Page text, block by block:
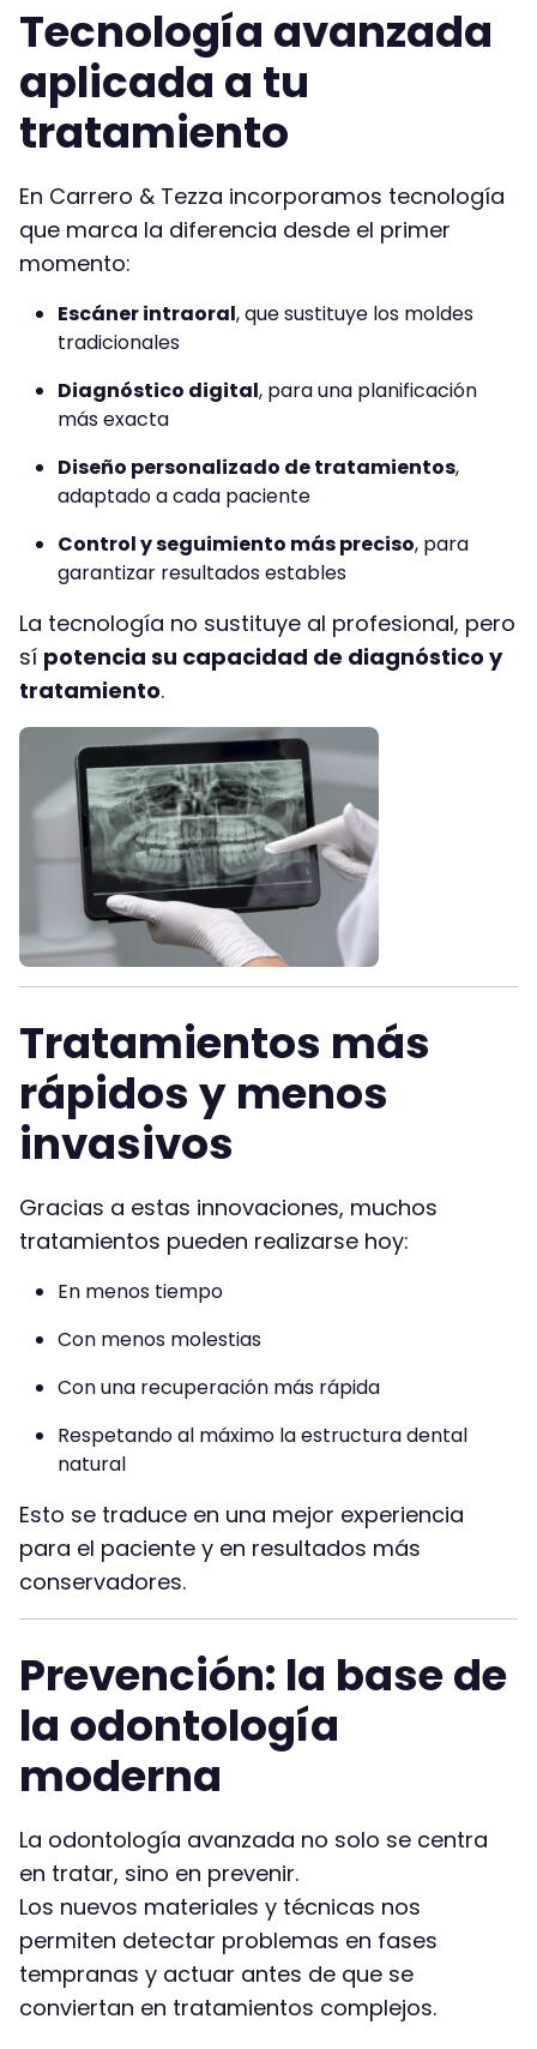
Tecnología avanzada
aplicada a tu
tratamiento
En Carrero & Tezza incorporamos tecnología
que marca la diferencia desde el primer
momento:
Escáner intraoral, que sustituye los moldes
tradicionales
Diagnóstico digital, para una planificación
más exacta
Diseño personalizado de tratamientos,
adaptado a cada paciente
Control y seguimiento más preciso, para
garantizar resultados estables
La tecnología no sustituye al profesional, pero
sí potencia su capacidad de diagnóstico y
tratamiento.
Tratamientos más
rápidos y menos
invasivos
Gracias a estas innovaciones, muchos
tratamientos pueden realizarse hoy:
En menos tiempo
Con menos molestias
Con una recuperación más rápida
Respetando al máximo la estructura dental
natural
Esto se traduce en una mejor experiencia
para el paciente y en resultados más
conservadores.
Prevención: la base de
la odontología
moderna
La odontología avanzada no solo se centra
en tratar, sino en prevenir.
Los nuevos materiales y técnicas nos
permiten detectar problemas en fases
tempranas y actuar antes de que se
conviertan en tratamientos complejos.